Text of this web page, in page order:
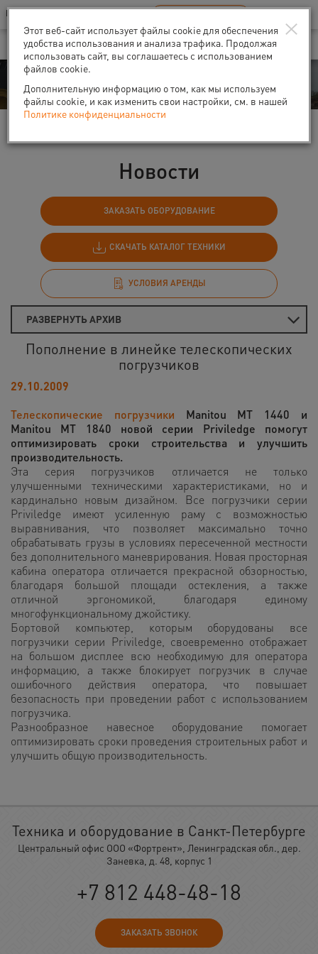
Ваш город:Санкт-Петербург
В Вашем регионе нет наших офисов RU EN
События
Новости
ЗАКАЗАТЬ ОБОРУДОВАНИЕ
СКАЧАТЬ КАТАЛОГ ТЕХНИКИ
УСЛОВИЯ АРЕНДЫ
РАЗВЕРНУТЬ АРХИВ
Пополнение в линейке телескопических
погрузчиков
29.10.2009
Телескопические погрузчики Manitou MT 1440 и
Manitou MT 1840 новой серии Priviledge помогут
оптимизировать сроки строительства и улучшить
производительность.
Эта серия погрузчиков отличается не только
улучшенными техническими характеристиками, но и
кардинально новым дизайном. Все погрузчики серии
Priviledge имеют усиленную раму с возможностью
выравнивания, что позволяет максимально точно
обрабатывать грузы в условиях пересеченной местности
без дополнительного маневрирования. Новая просторная
кабина оператора отличается прекрасной обзорностью,
благодаря большой площади остекления, а также
отличной эргономикой, благодаря единому
многофункциональному джойстику.
Бортовой компьютер, которым оборудованы все
погрузчики серии Priviledge, своевременно отображает
на большом дисплее всю необходимую для оператора
информацию, а также блокирует погрузчик в случае
ошибочного действия оператора, что повышает
безопасность при проведении работ с использованием
погрузчика.
Разнообразное навесное оборудование помогает
оптимизировать сроки проведения строительных работ и
улучшить общую производительность.
Техника и оборудование в Санкт-Петербурге
Центральный офис ООО «Фортрент», Ленинградская обл., дер.
Заневка, д. 48, корпус 1
+7 812 448-48-18
ЗАКАЗАТЬ ЗВОНОК
×
Этот веб-сайт использует файлы cookie для обеспечения
удобства использования и анализа трафика. Продолжая
использовать сайт, вы соглашаетесь с использованием
файлов cookie.
Дополнительную информацию о том, как мы используем
файлы cookie, и как изменить свои настройки, см. в нашей
Политике конфиденциальности